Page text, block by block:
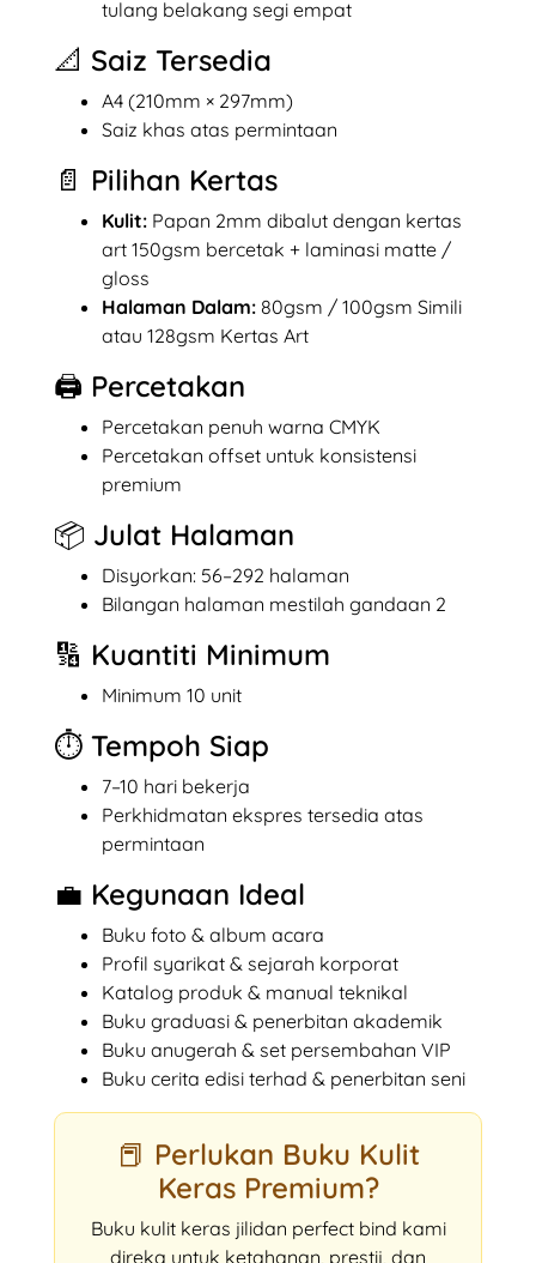
tulang belakang segi empat
📐 Saiz Tersedia
A4 (210mm × 297mm)
Saiz khas atas permintaan
📄 Pilihan Kertas
Kulit: Papan 2mm dibalut dengan kertas
art 150gsm bercetak + laminasi matte /
gloss
Halaman Dalam: 80gsm / 100gsm Simili
atau 128gsm Kertas Art
🖨️ Percetakan
Percetakan penuh warna CMYK
Percetakan offset untuk konsistensi
premium
📦 Julat Halaman
Disyorkan: 56–292 halaman
Bilangan halaman mestilah gandaan 2
🔢 Kuantiti Minimum
Minimum 10 unit
⏱️ Tempoh Siap
7–10 hari bekerja
Perkhidmatan ekspres tersedia atas
permintaan
💼 Kegunaan Ideal
Buku foto & album acara
Profil syarikat & sejarah korporat
Katalog produk & manual teknikal
Buku graduasi & penerbitan akademik
Buku anugerah & set persembahan VIP
Buku cerita edisi terhad & penerbitan seni
📕 Perlukan Buku Kulit
Keras Premium?
Buku kulit keras jilidan perfect bind kami
direka untuk ketahanan, prestij, dan